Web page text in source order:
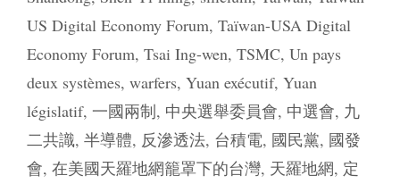
US Digital Economy Forum, Taïwan-USA Digital
Economy Forum, Tsai Ing-wen, TSMC, Un pays
deux systèmes, warfers, Yuan exécutif, Yuan
législatif, 一國兩制, 中央選舉委員會, 中選會, 九
二共識, 半導體, 反滲透法, 台積電, 國民黨, 國發
會, 在美國天羅地網籠罩下的台灣, 天羅地網, 定